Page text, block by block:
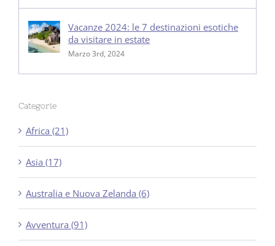
Vacanze 2024: le 7 destinazioni esotiche
da visitare in estate
Marzo 3rd, 2024
Categorie
Africa (21)
Asia (17)
Australia e Nuova Zelanda (6)
Avventura (91)